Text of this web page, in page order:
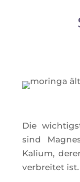
Die
sind
Kalium,
ver­brei­tet ist.